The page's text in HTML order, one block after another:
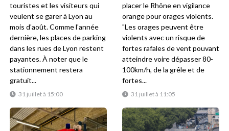
31 juillet à 15:00
touristes et les visiteurs qui
veulent se garer à Lyon au
mois d'août. Comme l'année
dernière, les places de parking
dans les rues de Lyon restent
payantes. À noter que le
stationnement restera
gratuit...
31 juillet à 11:05
placer le Rhône en vigilance
orange pour orages violents.
"Les orages peuvent être
violents avec un risque de
fortes rafales de vent pouvant
atteindre voire dépasser 80-
100km/h, de la grêle et de
fortes...